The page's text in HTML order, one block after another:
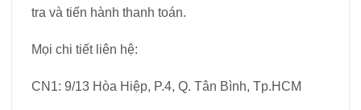
tra và tiến hành thanh toán.
Mọi chi tiết liên hệ:
CN1: 9/13 Hòa Hiệp, P.4, Q. Tân Bình, Tp.HCM